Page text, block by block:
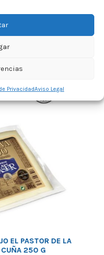
PrivacidadAviso Legal
EL PASTOR DE LA
250 G